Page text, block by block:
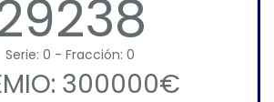
Serie: 0 - Fracción: 0
300000€